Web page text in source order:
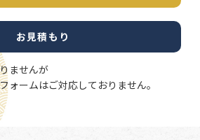
お見積もり
ませんが
ォームはご対応しておりません。